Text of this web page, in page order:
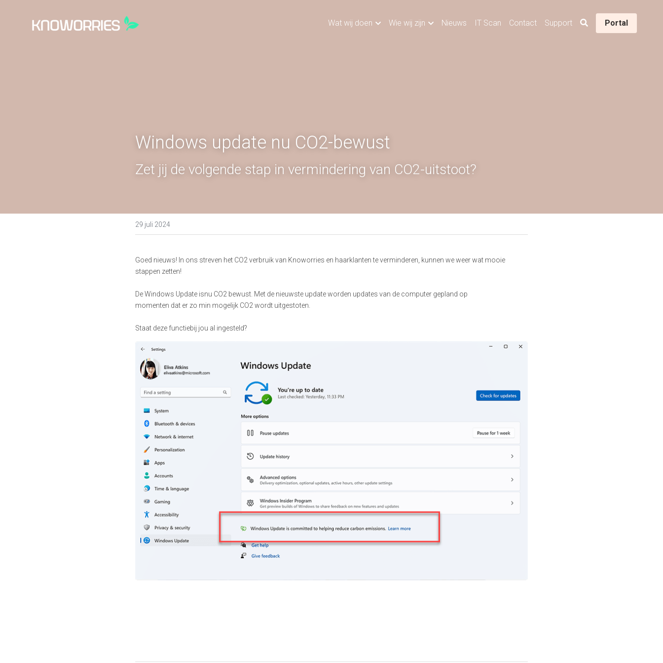
Wat wij doen Wie wij zijn Nieuws IT Scan Contact Support Portal
Windows update nu CO2-bewust
Zet jij de volgende stap in vermindering van CO2-uitstoot?
29 juli 2024
Goed nieuws! In ons streven het CO2 verbruik van Knoworries en haarklanten te verminderen, kunnen we weer wat mooie
stappen zetten!
De Windows Update isnu CO2 bewust. Met de nieuwste update worden updates van de computer gepland op
momenten dat er zo min mogelijk CO2 wordt uitgestoten.
Staat deze functiebij jou al ingesteld?